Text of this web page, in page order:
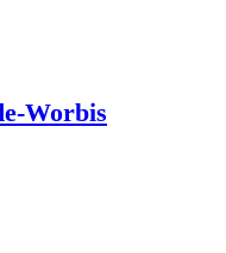
Worbis